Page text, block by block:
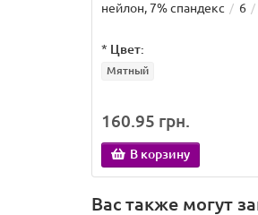
нейлон, 7% спандекс
6
* Цвет:
Мятный
160.95 грн.
В корзину
Вас также могут